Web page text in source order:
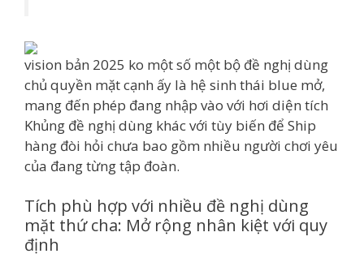
vision bản 2025 ko một số một bộ đề nghị dùng
chủ quyền mặt cạnh ấy là hệ sinh thái blue mở,
mang đến phép đang nhập vào với hơi diện tích
Khủng đề nghị dùng khác với tùy biến để Ship
hàng đòi hỏi chưa bao gồm nhiều người chơi yêu
của đang từng tập đoàn.
Tích phù hợp với nhiều đề nghị dùng
mặt thứ cha: Mở rộng nhân kiệt với quy
định